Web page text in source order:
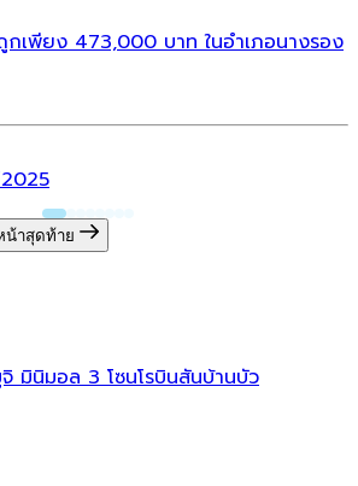
กเพียง 473,000 บาท ในอำเภอนางรอง
น้าสุดท้าย
มินิมอล 3 โซนโรบินสันบ้านบัว